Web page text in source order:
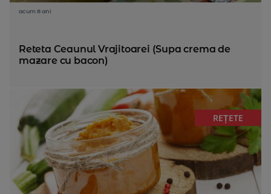
acum 8 ani
Reteta Ceaunul Vrajitoarei (Supa crema de
mazare cu bacon)
REȚETE